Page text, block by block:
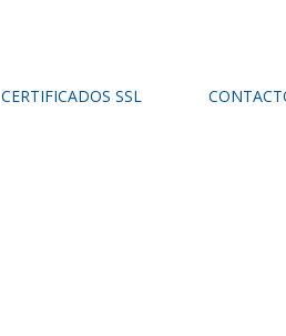
CERTIFICADOS SSL